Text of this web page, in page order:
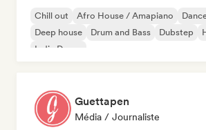
Chill out Afro House / Amapiano
Deep house
Drum and Bass Dubstep
Indie Dance
Guettapen
Média / Journaliste